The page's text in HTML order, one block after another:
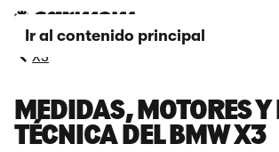
Ir al contenido principal
X3
MEDIDAS, MOTORES
TÉCNICA DEL BMW X3